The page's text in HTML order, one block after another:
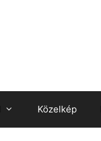
Közelkép